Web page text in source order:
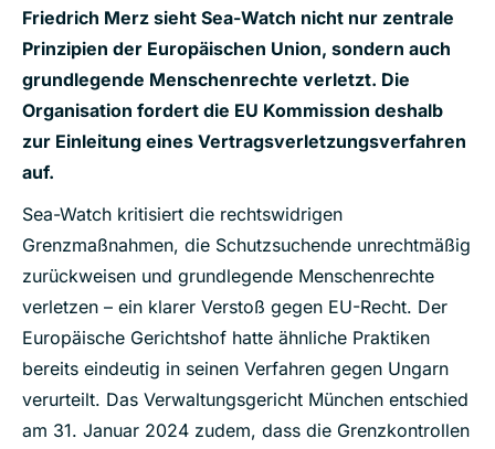
Friedrich Merz sieht Sea-Watch nicht nur zentrale
Prinzipien der Europäischen Union, sondern auch
grundlegende Menschenrechte verletzt. Die
Organisation fordert die EU Kommission deshalb
zur Einleitung eines Vertragsverletzungsverfahren
auf.
Sea-Watch kritisiert die rechtswidrigen
Grenzmaßnahmen, die Schutzsuchende unrechtmäßig
zurückweisen und grundlegende Menschenrechte
verletzen – ein klarer Verstoß gegen EU-Recht. Der
Europäische Gerichtshof hatte ähnliche Praktiken
bereits eindeutig in seinen Verfahren gegen Ungarn
verurteilt. Das Verwaltungsgericht München entschied
am 31. Januar 2024 zudem, dass die Grenzkontrollen